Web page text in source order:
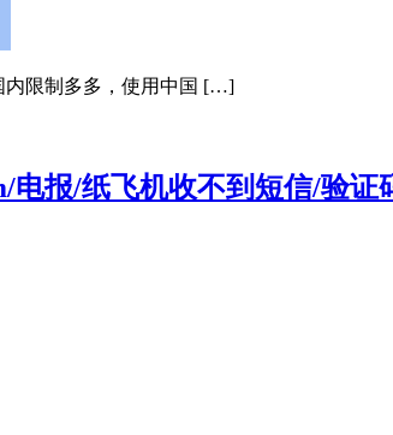
内限制多多，使用中国 […]
电报/纸飞机收不到短信/验